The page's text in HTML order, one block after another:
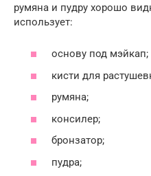
румяна и пудру хорошо
использует:
основу под мэйкап;
кисти для
румяна;
консилер;
бронзатор;
пудра;